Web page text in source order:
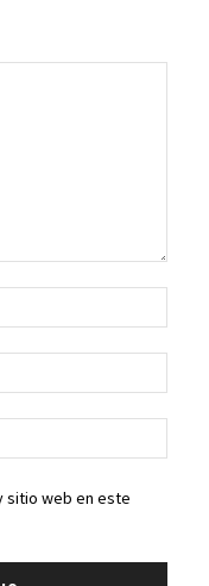
web:
sitio web en este